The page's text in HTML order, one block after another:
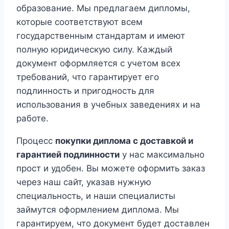
образование. Мы предлагаем дипломы,
которые соответствуют всем
государственным стандартам и имеют
полную юридическую силу. Каждый
документ оформляется с учетом всех
требований, что гарантирует его
подлинность и пригодность для
использования в учебных заведениях и на
работе.
Процесс покупки диплома с доставкой и
гарантией подлинности у нас максимально
прост и удобен. Вы можете оформить заказ
через наш сайт, указав нужную
специальность, и наши специалисты
займутся оформлением диплома. Мы
гарантируем, что документ будет доставлен